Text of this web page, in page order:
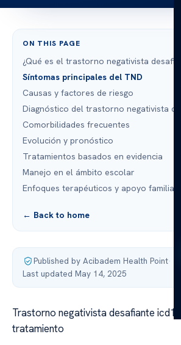
ON THIS PAGE
¿Qué es el trastorno negativista
Síntomas principales del TND
Causas y factores de riesgo
Diagnóstico del trastorno negativista
Comorbilidades frecuentes
Evolución y pronóstico
Tratamientos basados en evidencia
Manejo en el ámbito escolar
Enfoques terapéuticos y apoyo familiar
← Back to home
Published by Acibadem Health Point·
Last updated May 14, 2025
Trastorno negativista desafiante icd10:
tratamiento